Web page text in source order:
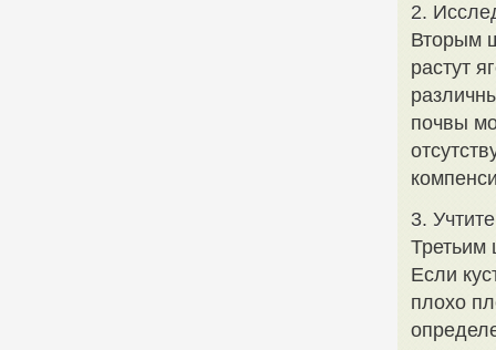
2.
Вторым
растут
почвы
3.
Третьим
Если
плохо